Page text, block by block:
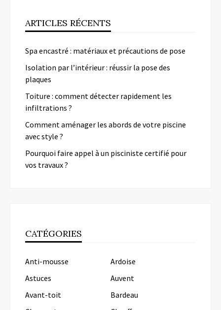
ARTICLES RÉCENTS
Spa encastré : matériaux et précautions de pose
Isolation par l’intérieur : réussir la pose des
plaques
Toiture : comment détecter rapidement les
infiltrations ?
Comment aménager les abords de votre piscine
avec style ?
Pourquoi faire appel à un pisciniste certifié pour
vos travaux ?
CATÉGORIES
Anti-mousse
Ardoise
Astuces
Auvent
Avant-toit
Bardeau